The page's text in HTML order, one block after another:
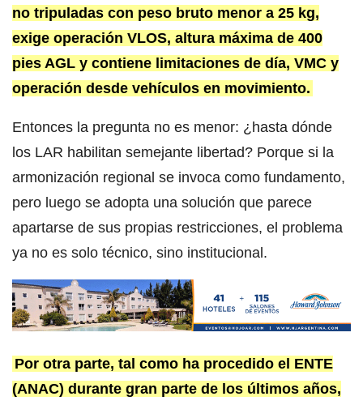
no tripuladas con peso bruto menor a 25 kg,
exige operación VLOS, altura máxima de 400
pies AGL y contiene limitaciones de día, VMC y
operación desde vehículos en movimiento.
Entonces la pregunta no es menor: ¿hasta dónde
los LAR habilitan semejante libertad? Porque si la
armonización regional se invoca como fundamento,
pero luego se adopta una solución que parece
apartarse de sus propias restricciones, el problema
ya no es solo técnico, sino institucional.
Por otra parte, tal como ha procedido el ENTE
(ANAC) durante gran parte de los últimos años,